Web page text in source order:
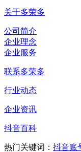
关于多荣多
公司简介
企业理念
企业服务
联系多荣多
行业动态
企业资讯
抖音百科
热门关键词： 抖音账